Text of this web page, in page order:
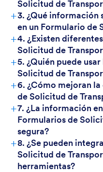
Solicitud de
+3. ¿Qué información
en un Formulario de
+4. ¿Existen
Solicitud de
+5. ¿Quién puede
Solicitud de
+6. ¿Cómo mejoran
de Solicitud de
+7. ¿La información
Formularios de
segura?
+8. ¿Se pueden
Solicitud de
herramientas?